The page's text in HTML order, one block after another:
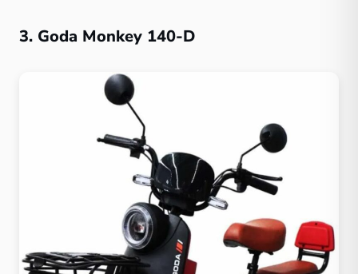
3. Goda Monkey 140-D